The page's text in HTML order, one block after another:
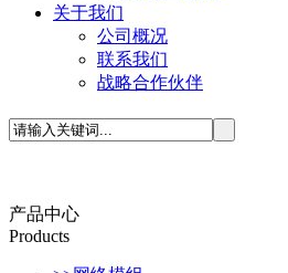
关于我们
公司概况
联系我们
战略合作伙伴
产品中心
Products